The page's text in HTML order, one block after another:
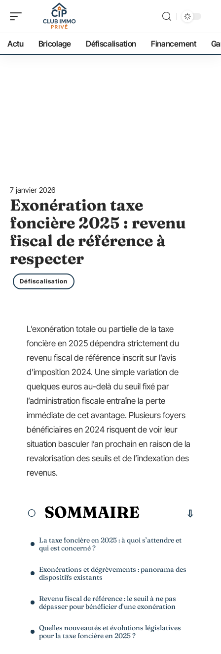
Actu Bricolage Défiscalisation Financement
7 janvier 2026
Exonération taxe
foncière 2025 : revenu
fiscal de référence à
respecter
Défiscalisation
L’exonération totale ou partielle de la taxe
foncière en 2025 dépendra strictement du
revenu fiscal de référence inscrit sur l’avis
d’imposition 2024. Une simple variation de
quelques euros au-delà du seuil fixé par
l’administration fiscale entraîne la perte
immédiate de cet avantage. Plusieurs foyers
bénéficiaires en 2024 risquent de voir leur
situation basculer l’an prochain en raison de la
revalorisation des seuils et de l’indexation des
revenus.
SOMMAIRE
La taxe foncière en 2025 : à quoi s’attendre et
qui est concerné ?
Exonérations et dégrèvements : panorama des
dispositifs existants
Revenu fiscal de référence : le seuil à ne pas
dépasser pour bénéficier d’une exonération
Quelles nouveautés et évolutions législatives
pour la taxe foncière en 2025 ?